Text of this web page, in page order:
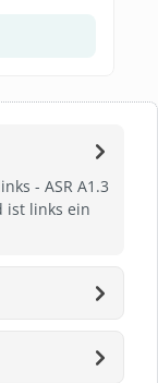
- ASR A1.3
ist links ein